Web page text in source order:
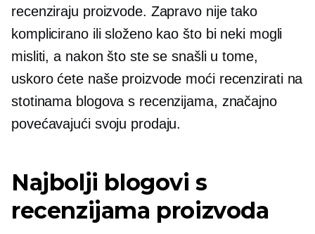
recenziraju proizvode. Zapravo nije tako
komplicirano ili složeno kao što bi neki mogli
misliti, a nakon što ste se snašli u tome,
uskoro ćete naše proizvode moći recenzirati na
stotinama blogova s ​​recenzijama, značajno
povećavajući svoju prodaju.
Najbolji blogovi s
recenzijama proizvoda